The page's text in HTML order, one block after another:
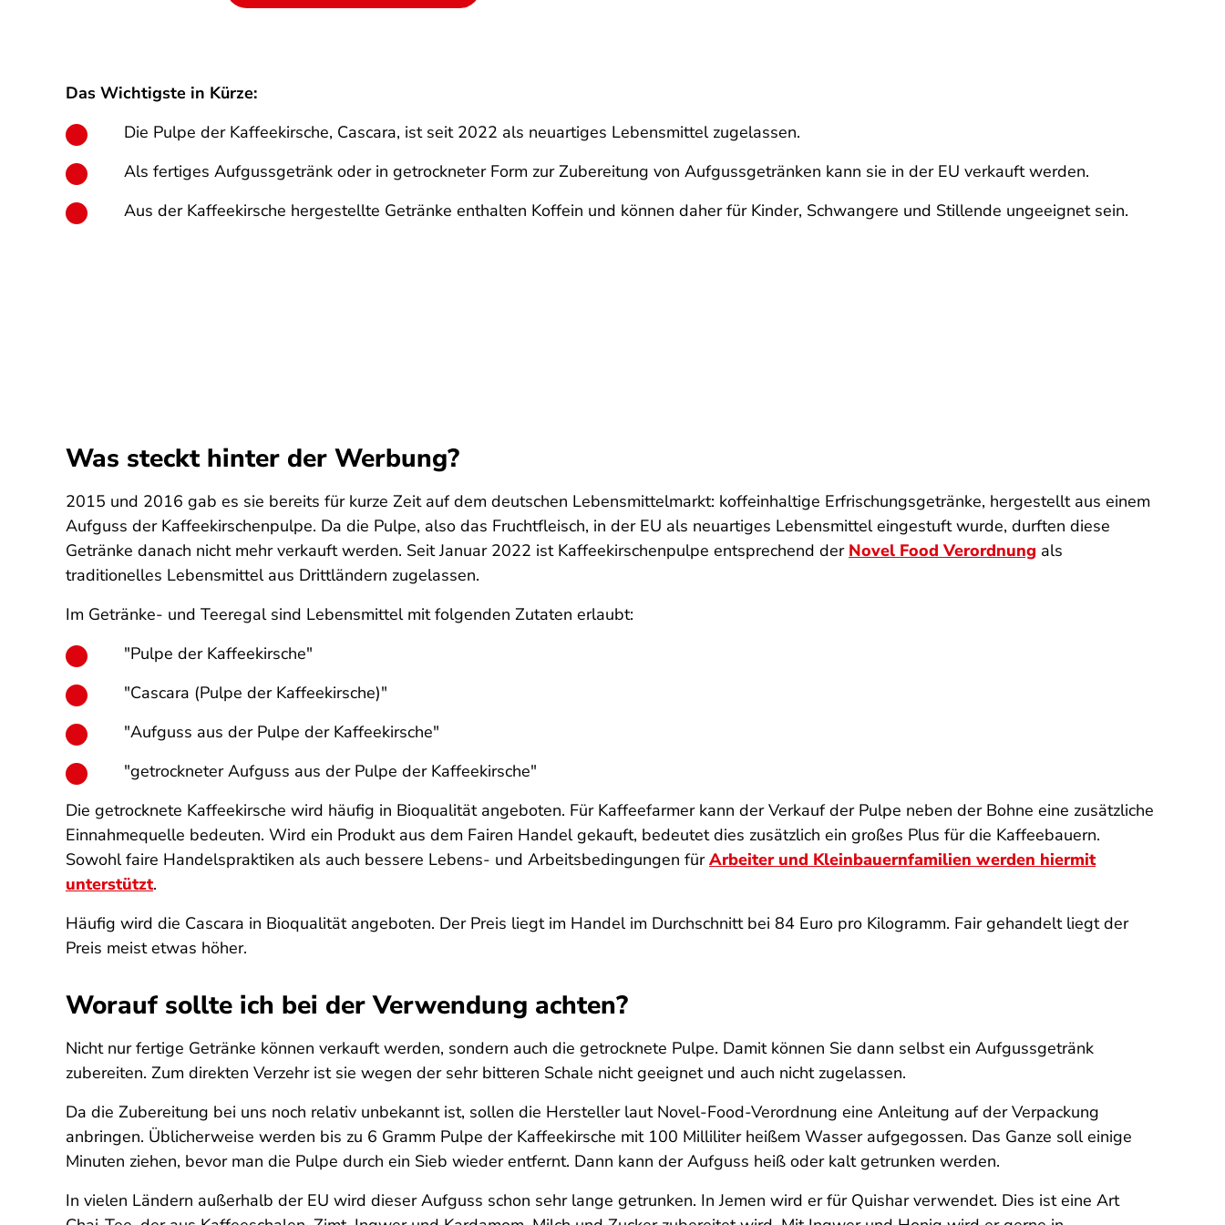
Das Wichtigste in Kürze:
Die Pulpe der Kaffeekirsche, Cascara, ist seit 2022 als neuartiges Lebensmittel zugelassen.
Als fertiges Aufgussgetränk oder in getrockneter Form zur Zubereitung von Aufgussgetränken kann sie in der EU verkauft werden.
Aus der Kaffeekirsche hergestellte Getränke enthalten Koffein und können daher für Kinder, Schwangere und Stillende ungeeignet sein.
Was steckt hinter der Werbung?
2015 und 2016 gab es sie bereits für kurze Zeit auf dem deutschen Lebensmittelmarkt: koffeinhaltige Erfrischungsgetränke, hergestellt aus einem
Aufguss der Kaffeekirschenpulpe. Da die Pulpe, also das Fruchtfleisch, in der EU als neuartiges Lebensmittel eingestuft wurde, durften diese
Getränke danach nicht mehr verkauft werden. Seit Januar 2022 ist Kaffeekirschenpulpe entsprechend der Novel Food Verordnung als
traditionelles Lebensmittel aus Drittländern zugelassen.
Im Getränke- und Teeregal sind Lebensmittel mit folgenden Zutaten erlaubt:
"Pulpe der Kaffeekirsche"
"Cascara (Pulpe der Kaffeekirsche)"
"Aufguss aus der Pulpe der Kaffeekirsche"
"getrockneter Aufguss aus der Pulpe der Kaffeekirsche"
Die getrocknete Kaffeekirsche wird häufig in Bioqualität angeboten. Für Kaffeefarmer kann der Verkauf der Pulpe neben der Bohne eine zusätzliche
Einnahmequelle bedeuten. Wird ein Produkt aus dem Fairen Handel gekauft, bedeutet dies zusätzlich ein großes Plus für die Kaffeebauern.
Sowohl faire Handelspraktiken als auch bessere Lebens- und Arbeitsbedingungen fürArbeiter und Kleinbauernfamilien werden hiermit
unterstützt.
Häufig wird die Cascara in Bioqualität angeboten. Der Preis liegt im Handel im Durchschnitt bei 84 Euro pro Kilogramm. Fair gehandelt liegt der
Preis meist etwas höher.
Worauf sollte ich bei der Verwendung achten?
Nicht nur fertige Getränke können verkauft werden, sondern auch die getrocknete Pulpe. Damit können Sie dann selbst ein Aufgussgetränk
zubereiten. Zum direkten Verzehr ist sie wegen der sehr bitteren Schale nicht geeignet und auch nicht zugelassen.
Da die Zubereitung bei uns noch relativ unbekannt ist, sollen die Hersteller laut Novel-Food-Verordnung eine Anleitung auf der Verpackung
anbringen. Üblicherweise werden bis zu 6 Gramm Pulpe der Kaffeekirsche mit 100 Milliliter heißem Wasser aufgegossen. Das Ganze soll einige
Minuten ziehen, bevor man die Pulpe durch ein Sieb wieder entfernt. Dann kann der Aufguss heiß oder kalt getrunken werden.
In vielen Ländern außerhalb der EU wird dieser Aufguss schon sehr lange getrunken. In Jemen wird er für Quishar verwendet. Dies ist eine Art